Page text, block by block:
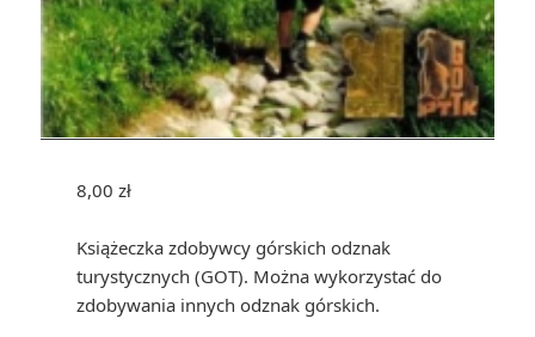
8,00 zł
Książeczka zdobywcy górskich odznak
turystycznych (GOT). Można wykorzystać do
zdobywania innych odznak górskich.